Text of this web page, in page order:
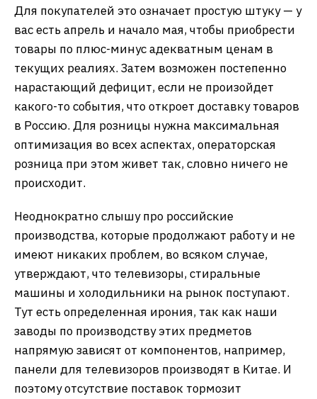
Для покупателей это означает простую штуку — у
вас есть апрель и начало мая, чтобы приобрести
товары по плюс-минус адекватным ценам в
текущих реалиях. Затем возможен постепенно
нарастающий дефицит, если не произойдет
какого-то события, что откроет доставку товаров
в Россию. Для розницы нужна максимальная
оптимизация во всех аспектах, операторская
розница при этом живет так, словно ничего не
происходит.
Неоднократно слышу про российские
производства, которые продолжают работу и не
имеют никаких проблем, во всяком случае,
утверждают, что телевизоры, стиральные
машины и холодильники на рынок поступают.
Тут есть определенная ирония, так как наши
заводы по производству этих предметов
напрямую зависят от компонентов, например,
панели для телевизоров производят в Китае. И
поэтому отсутствие поставок тормозит